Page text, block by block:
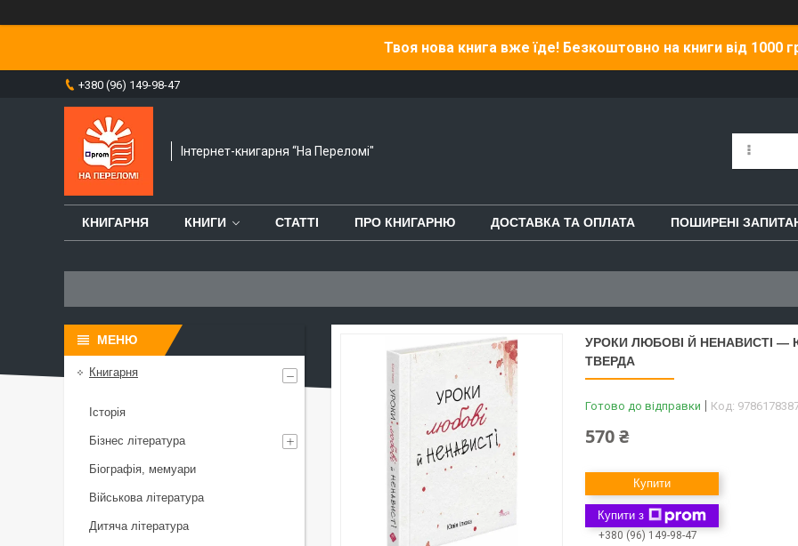
Твоя нова книга вже їде! Безкоштовно на книги від 1000
+380 (96) 149-98-47
Інтернет-книгарня “На Переломі"
КНИГАРНЯ КНИГИ СТАТТІ ПРО КНИГАРНЮ ДОСТАВКА ТА ОПЛАТА ПОШИРЕНІ
УРОКИ ЛЮБОВІ Й НЕНАВИСТІ —
ТВЕРДА
Готово до відправки Код:
570 ₴
Купити
Купити з
+380 (96) 149-98-47
Книгарня
Історія
Бізнес література
Біографія, мемуари
Військова література
Дитяча література